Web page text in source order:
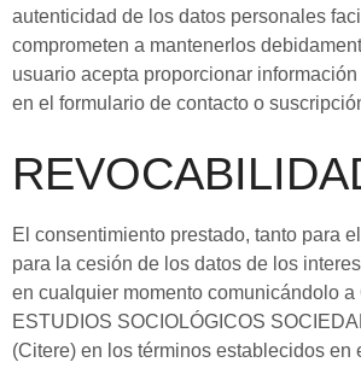
autenticidad de los datos personales
comprometen a mantenerlos
usuario acepta proporcionar
en el formulario de contacto o
El consentimiento prestado, tanto para
para la cesión de los datos de los
en cualquier momento comunicándolo a
ESTUDIOS SOCIOLÓGICOS
(Citere) en los términos establecidos en